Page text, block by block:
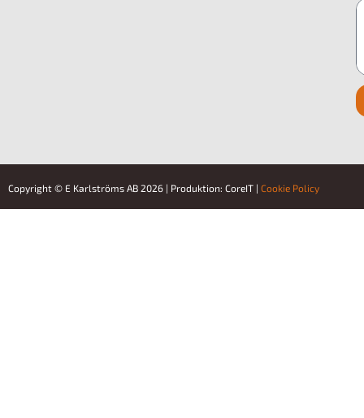
Copyright © E Karlströms AB 2026 | Produktion: CoreIT | Cookie Policy